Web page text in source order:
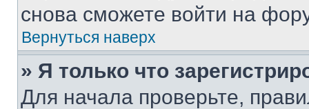
снова сможете войти на
Вернуться наверх
» Я только что
Для начала проверьте,